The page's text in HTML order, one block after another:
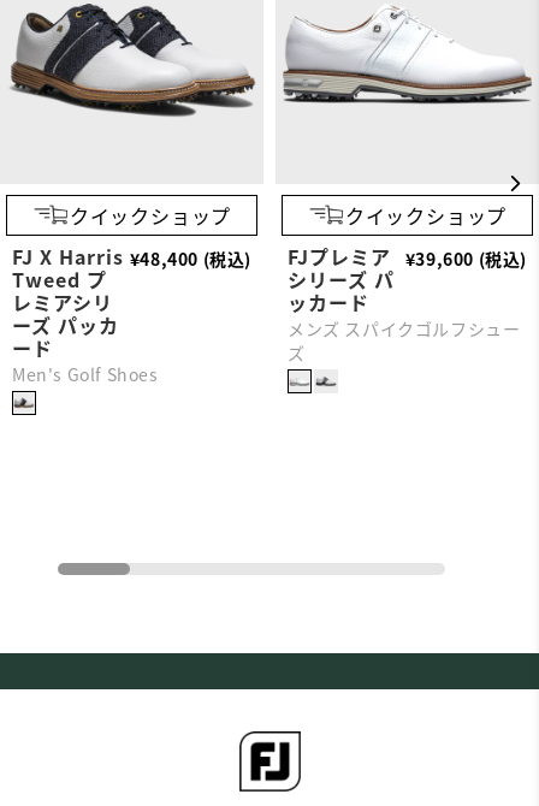
クイックショップ
FJ X Harris
Tweed プ
レミアシリ
ーズ パッカ
ード
Men's Golf Shoes
¥48,400 (税込)
クイックショップ
FJプレミア
シリーズ パ
ッカード
メンズ スパイクゴルフシュー
ズ
¥39,600 (税込)